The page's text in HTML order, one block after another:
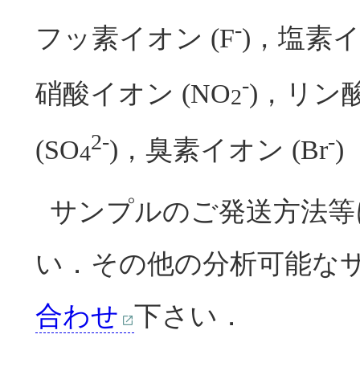
フッ素イオン (F-)，塩素
硝酸イオン (NO2-)，リン
(SO42-)，臭素イオン (Br-)
サンプルのご発送方法
い．その他の分析可能な
合わせ 下さい．